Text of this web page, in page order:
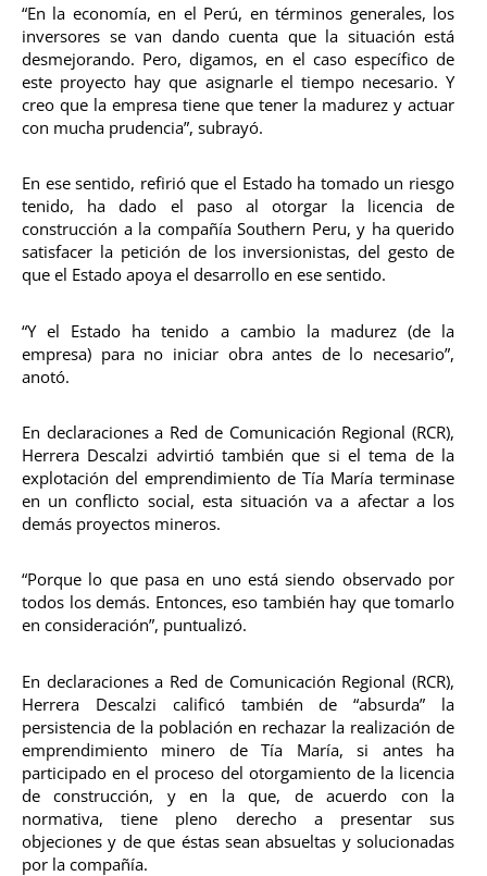
“En la economía, en el Perú, en términos generales, los
inversores se van dando cuenta que la situación está
desmejorando. Pero, digamos, en el caso específico de
este proyecto hay que asignarle el tiempo necesario. Y
creo que la empresa tiene que tener la madurez y actuar
con mucha prudencia”, subrayó.
En ese sentido, refirió que el Estado ha tomado un riesgo
tenido, ha dado el paso al otorgar la licencia de
construcción a la compañía Southern Peru, y ha querido
satisfacer la petición de los inversionistas, del gesto de
que el Estado apoya el desarrollo en ese sentido.
“Y el Estado ha tenido a cambio la madurez (de la
empresa) para no iniciar obra antes de lo necesario”,
anotó.
En declaraciones a Red de Comunicación Regional (RCR),
Herrera Descalzi advirtió también que si el tema de la
explotación del emprendimiento de Tía María terminase
en un conflicto social, esta situación va a afectar a los
demás proyectos mineros.
“Porque lo que pasa en uno está siendo observado por
todos los demás. Entonces, eso también hay que tomarlo
en consideración”, puntualizó.
En declaraciones a Red de Comunicación Regional (RCR),
Herrera Descalzi calificó también de “absurda” la
persistencia de la población en rechazar la realización de
emprendimiento minero de Tía María, si antes ha
participado en el proceso del otorgamiento de la licencia
de construcción, y en la que, de acuerdo con la
normativa, tiene pleno derecho a presentar sus
objeciones y de que éstas sean absueltas y solucionadas
por la compañía.